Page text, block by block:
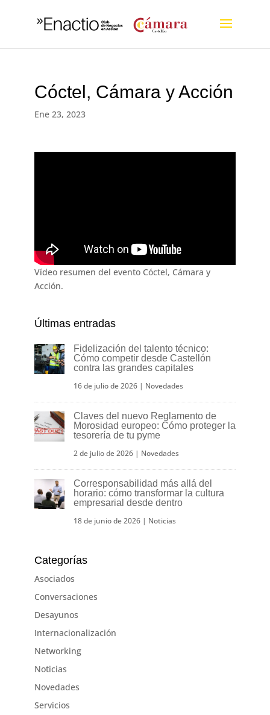
Cóctel, Cámara y Acción
Ene 23, 2023
Vídeo resumen del evento Cóctel, Cámara y
Acción.
Últimas entradas
Fidelización del talento técnico:
Cómo competir desde Castellón
contra las grandes capitales
16 de julio de 2026| Novedades
Claves del nuevo Reglamento de
Morosidad europeo: Cómo proteger la
tesorería de tu pyme
2 de julio de 2026| Novedades
Corresponsabilidad más allá del
horario: cómo transformar la cultura
empresarial desde dentro
18 de junio de 2026| Noticias
Categorías
Asociados
Conversaciones
Desayunos
Internacionalización
Networking
Noticias
Novedades
Servicios